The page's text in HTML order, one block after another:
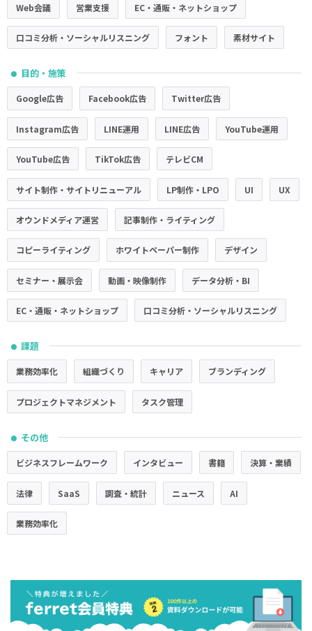
Web会議 営業支援 EC・通販・ネットショップ
口コミ分析・ソーシャルリスニング フォント 素材サイト
● 目的・施策
Google広告 Facebook広告 Twitter広告
Instagram広告 LINE運用 LINE広告 YouTube運用
YouTube広告 TikTok広告 テレビCM
サイト制作・サイトリニューアル LP制作・LPO UI UX
オウンドメディア運営 記事制作・ライティング
コピーライティング ホワイトペーパー制作 デザイン
セミナー・展示会 動画・映像制作 データ分析・BI
EC・通販・ネットショップ 口コミ分析・ソーシャルリスニング
● 課題
業務効率化 組織づくり キャリア ブランディング
プロジェクトマネジメント タスク管理
● その他
ビジネスフレームワーク インタビュー 書籍 決算・業績
法律 SaaS 調査・統計 ニュース AI
業務効率化